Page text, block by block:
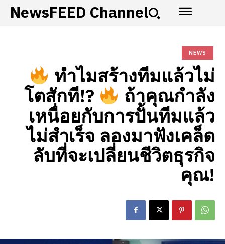
NewsFEED Channel
NEWS
ทำไมสร้างทีมแล้วไม่
โตสักที!? ถ้าคุณกำลัง
เหนื่อยกับการปั้นทีมแล้ว
ไม่สำเร็จ ลองมาฟังเคล็ด
ลับที่จะเปลี่ยนชีวิตธุรกิจ
คุณ!